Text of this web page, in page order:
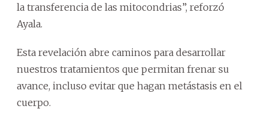
la transferencia de las mitocondrias”, reforzó
Ayala.
Esta revelación abre caminos para desarrollar
nuestros tratamientos que permitan frenar su
avance, incluso evitar que hagan metástasis en el
cuerpo.